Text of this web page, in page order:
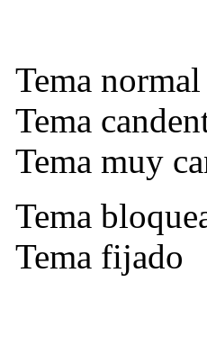
Tema normal
Tema
Tema muy
Tema
Tema fijado